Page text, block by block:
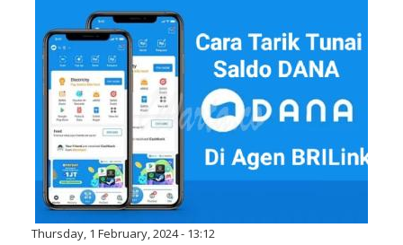
Thursday, 1 February, 2024 - 13:12